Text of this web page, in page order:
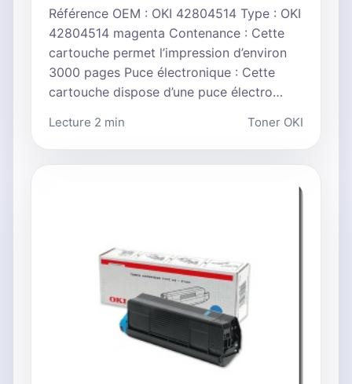
Référence OEM : OKI 42804514 Type : OKI
42804514 magenta Contenance : Cette
cartouche permet l’impression d’environ
3000 pages Puce électronique : Cette
cartouche dispose d’une puce électro…
Lecture 2 min Toner OKI